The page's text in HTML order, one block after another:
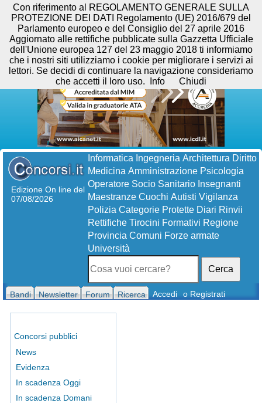
Edizione On line del
07/08/2026
Informatica Ingegneria Architettura Diritto
Medicina Amministrazione Psicologia
Operatore Socio Sanitario Insegnanti
Maestranze Cuochi Autisti Vigilanza
Polizia Categorie Protette Diari Rinvii
Rettifiche Tirocini Formativi Regione
Provincia Comuni Forze armate
Università
Cerca
Bandi Newsletter Forum Ricerca Accedi o Registrati
Concorsi pubblici
News
Evidenza
In scadenza Oggi
In scadenza Domani
Con riferimento al REGOLAMENTO GENERALE SULLA
PROTEZIONE DEI DATI Regolamento (UE) 2016/679 del
Parlamento europeo e del Consiglio del 27 aprile 2016
Aggiornato alle rettifiche pubblicate sulla Gazzetta Ufficiale
dell'Unione europea 127 del 23 maggio 2018 ti informiamo
che i nostri siti utilizziamo i cookie per migliorare i servizi ai
lettori. Se decidi di continuare la navigazione consideriamo
che accetti il loro uso.
Info Chiudi